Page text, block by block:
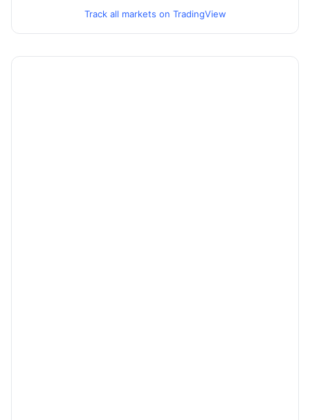
Track all markets on TradingView